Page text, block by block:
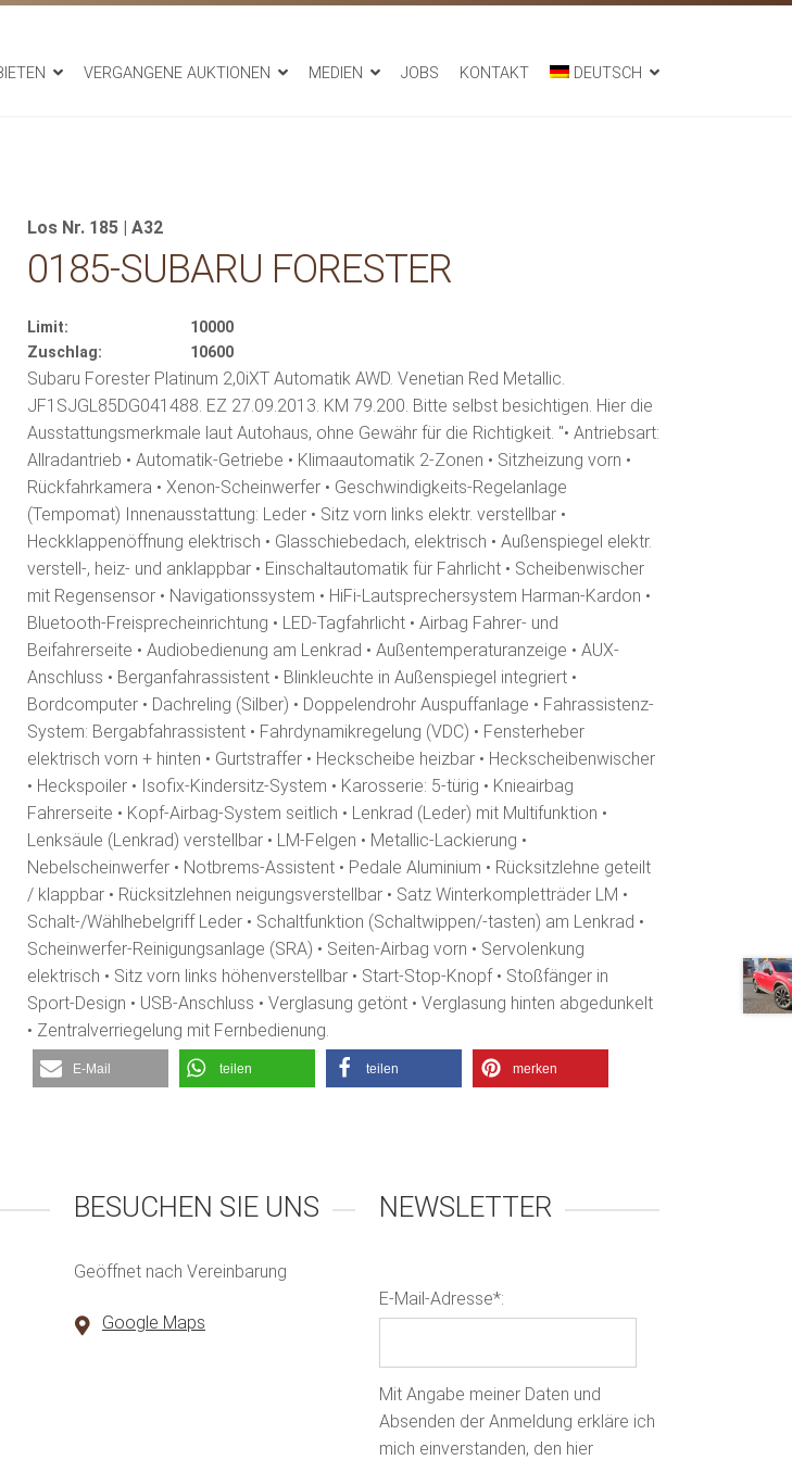
VERGANGENE AUKTIONEN MEDIEN JOBS KONTAKT DEUTSCH
Los Nr. 185 | A32
0185-SUBARU FORESTER
Limit:
10000
Zuschlag:
10600
Subaru Forester Platinum 2,0iXT Automatik AWD. Venetian Red Metallic.
JF1SJGL85DG041488. EZ 27.09.2013. KM 79.200. Bitte selbst besichtigen. Hier die
Ausstattungsmerkmale laut Autohaus, ohne Gewähr für die Richtigkeit. "• Antriebsart:
Allradantrieb • Automatik-Getriebe • Klimaautomatik 2-Zonen • Sitzheizung vorn •
Rückfahrkamera • Xenon-Scheinwerfer • Geschwindigkeits-Regelanlage
(Tempomat) Innenausstattung: Leder • Sitz vorn links elektr. verstellbar •
Heckklappenöffnung elektrisch • Glasschiebedach, elektrisch • Außenspiegel elektr.
verstell-, heiz- und anklappbar • Einschaltautomatik für Fahrlicht • Scheibenwischer
mit Regensensor • Navigationssystem • HiFi-Lautsprechersystem Harman-Kardon •
Bluetooth-Freisprecheinrichtung • LED-Tagfahrlicht • Airbag Fahrer- und
Beifahrerseite • Audiobedienung am Lenkrad • Außentemperaturanzeige • AUX-
Anschluss • Berganfahrassistent • Blinkleuchte in Außenspiegel integriert •
Bordcomputer • Dachreling (Silber) • Doppelendrohr Auspuffanlage • Fahrassistenz-
System: Bergabfahrassistent • Fahrdynamikregelung (VDC) • Fensterheber
elektrisch vorn + hinten • Gurtstraffer • Heckscheibe heizbar • Heckscheibenwischer
• Heckspoiler • Isofix-Kindersitz-System • Karosserie: 5-türig • Knieairbag
Fahrerseite • Kopf-Airbag-System seitlich • Lenkrad (Leder) mit Multifunktion •
Lenksäule (Lenkrad) verstellbar • LM-Felgen • Metallic-Lackierung •
Nebelscheinwerfer • Notbrems-Assistent • Pedale Aluminium • Rücksitzlehne geteilt
/ klappbar • Rücksitzlehnen neigungsverstellbar • Satz Winterkompletträder LM •
Schalt-/Wählhebelgriff Leder • Schaltfunktion (Schaltwippen/-tasten) am Lenkrad •
Scheinwerfer-Reinigungsanlage (SRA) • Seiten-Airbag vorn • Servolenkung
elektrisch • Sitz vorn links höhenverstellbar • Start-Stop-Knopf • Stoßfänger in
Sport-Design • USB-Anschluss • Verglasung getönt • Verglasung hinten abgedunkelt
• Zentralverriegelung mit Fernbedienung.
E-Mail teilen teilen merken
BESUCHEN SIE UNS
Geöffnet nach Vereinbarung
Google Maps
NEWSLETTER
E-Mail-Adresse*:
Mit Angabe meiner Daten und
Absenden der Anmeldung erkläre ich
mich einverstanden, den hier